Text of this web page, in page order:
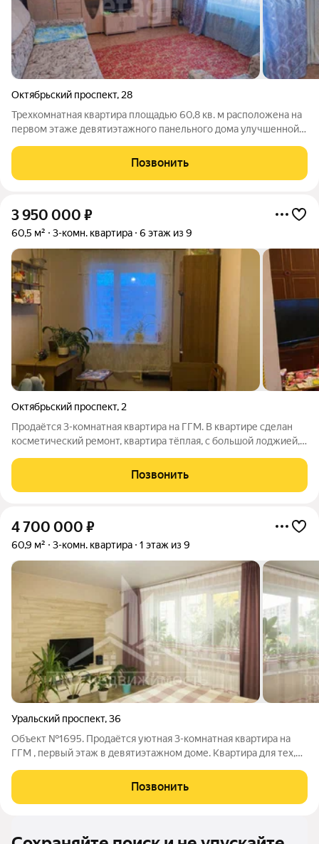
Октябрьский проспект, 28
Трехкомнатная квартира площадью 60,8 кв. м расположена на
первом этаже девятиэтажного панельного дома улучшенной
года постройки находится под управлением ООО "УК
СтройСервис", капитальный ремонт
Позвонить
3 950 000 ₽
60,5 м² 3-комн. квартира 6 этаж из 9
Октябрьский проспект, 2
Продаётся 3-комнатная квартира на ГГМ. В квартире сделан
косметический ремонт, квартира тёплая, с большой лоджией,
раздельный, имеется встроенный платяной шкаф,
изолированные комнаты. ID
Позвонить
4 700 000 ₽
60,9 м² 3-комн. квартира 1 этаж из 9
Уральский проспект,36
Объект №1695. Продаётся уютная 3-комнатная квартира на
ГГМ , первый этаж в девятиэтажном доме. Квартира для тех,
ухоженная, с хорошим ремонтом и приятной атмосферой.
Соседи хорошие, подъезд
Позвонить